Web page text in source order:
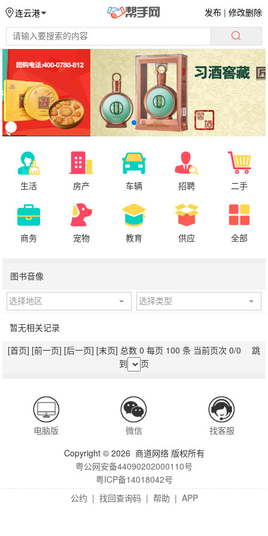
连云港 发布 |修改删除
生活 房产 车辆 招聘 二手
商务 宠物 教育 供应 全部
图书音像
选择地区 选择类型
暂无相关记录
[首页] [前一页] [后一页] [末页] 总数 0 每页 100 条 当前页次 0/0 跳
到
页
电脑版 微信
找客服
Copyright © 2026 商道网络 版权所有
粤公网安备44090202000110号
粤ICP备14018042号
公约 | 找回查询码 | 帮助 | APP